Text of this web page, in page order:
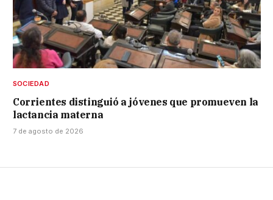
SOCIEDAD
Corrientes distinguió a jóvenes que promueven la
lactancia materna
7 de agosto de 2026